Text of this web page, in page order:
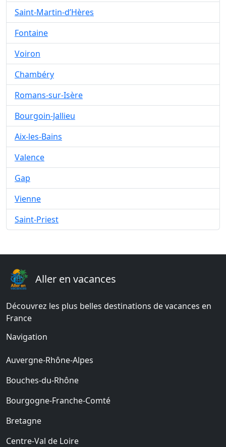
Saint-Martin-d’Hères
Fontaine
Voiron
Chambéry
Romans-sur-Isère
Bourgoin-Jallieu
Aix-les-Bains
Valence
Gap
Vienne
Saint-Priest
Aller en vacances
Découvrez les plus belles destinations de vacances en
France
Navigation
Auvergne-Rhône-Alpes
Bouches-du-Rhône
Bourgogne-Franche-Comté
Bretagne
Centre-Val de Loire